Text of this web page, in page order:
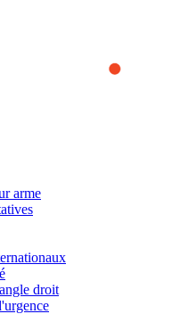
you the best experience
this website, you accept
the website is used and
more or to find out how
our
arme
droit